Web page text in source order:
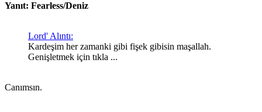
Yanıt: Fearless/Deniz
Lord' Alıntı:
Kardeşim her zamanki gibi fişek gibisin maşallah.
Genişletmek için tıkla ...
Canımsın.